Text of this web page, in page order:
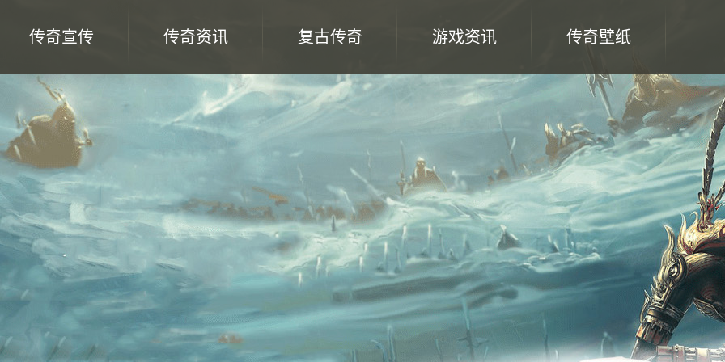
传奇宣传 传奇资讯 复古传奇 游戏资讯 传奇壁纸